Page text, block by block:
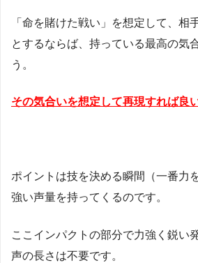
「命を賭けた戦い」を想定して、相
とするならば、持っている最高の気
う。
その気合いを想定して再現すれば良
ポイントは技を決める瞬間（一番力
強い声量を持ってくるのです。
ここインパクトの部分で力強く鋭い
声の長さは不要です。